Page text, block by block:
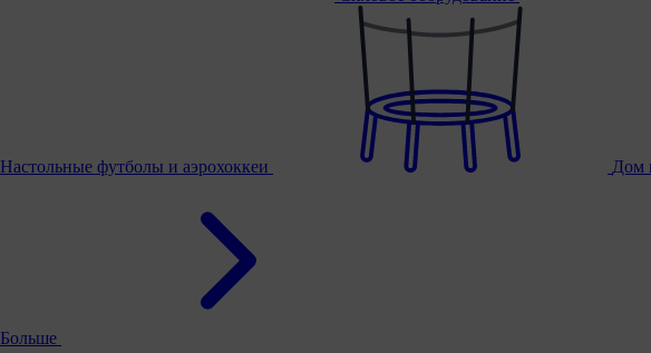
Настольные футболы и аэрохоккеи Дом
Больше